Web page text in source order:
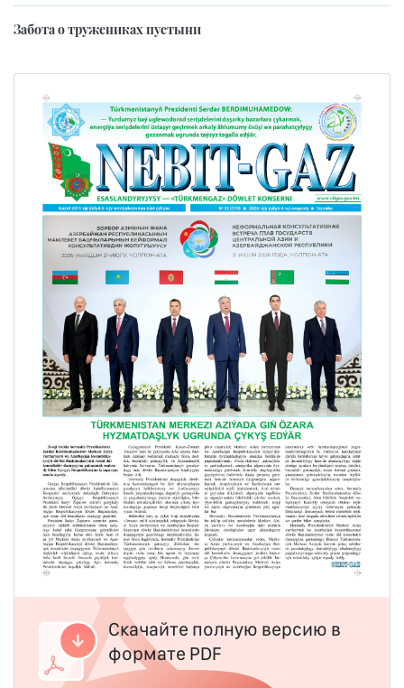
Забота о тружениках пустыни
Скачайте полную версию в
формате PDF